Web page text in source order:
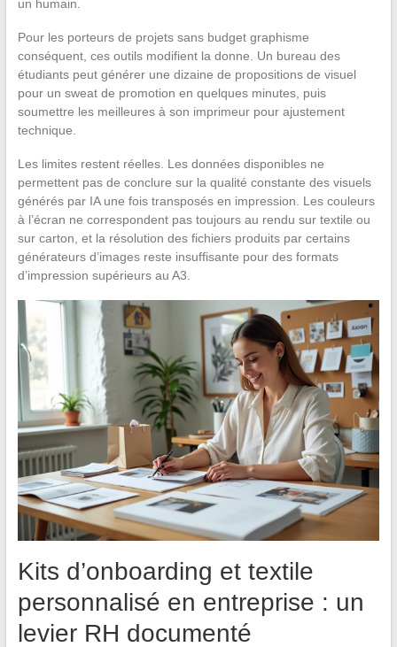
un humain.
Pour les porteurs de projets sans budget graphisme
conséquent, ces outils modifient la donne. Un bureau des
étudiants peut générer une dizaine de propositions de visuel
pour un sweat de promotion en quelques minutes, puis
soumettre les meilleures à son imprimeur pour ajustement
technique.
Les limites restent réelles. Les données disponibles ne
permettent pas de conclure sur la qualité constante des visuels
générés par IA une fois transposés en impression. Les couleurs
à l’écran ne correspondent pas toujours au rendu sur textile ou
sur carton, et la résolution des fichiers produits par certains
générateurs d’images reste insuffisante pour des formats
d’impression supérieurs au A3.
Kits d’onboarding et textile
personnalisé en entreprise : un
levier RH documenté